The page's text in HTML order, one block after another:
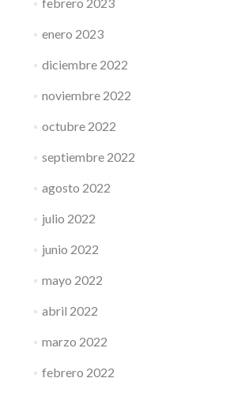
enero 2023
diciembre 2022
noviembre 2022
octubre 2022
septiembre 2022
agosto 2022
julio 2022
junio 2022
mayo 2022
abril 2022
marzo 2022
febrero 2022